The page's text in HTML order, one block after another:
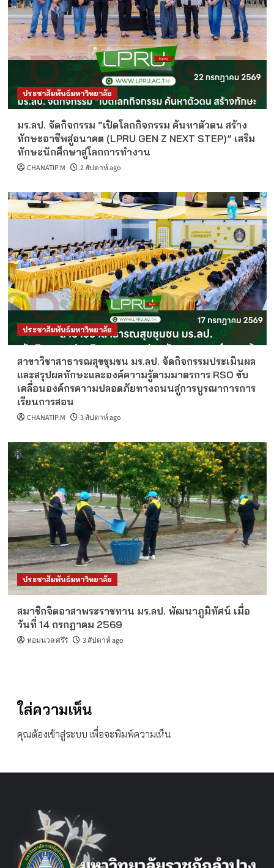
ประชาสัมพันธ์มหาวิทยาลัย
มร.ลป. จัดกิจกรรม “เปิดโลกกิจกรรม ค้นหาตัวตน สร้าง
ทักษะอาชีพสู่อนาคต (LPRU GEN Z NEXT STEP)” เสริม
ทักษะนักศึกษาสู่โลกการทำงาน
CHANATIP.M 2 สัปดาห์ ago
ประชาสัมพันธ์มหาวิทยาลัย
สาขาวิชาสาธารณสุขชุมชน มร.ลป. จัดกิจกรรมประเมินผล
และสรุปผลทักษะและองค์ความรู้ตามมาตรการ RSO ขับ
เคลื่อนองค์กรความปลอดภัยทางถนนสู่การบูรณาการการ
เรียนการสอน
CHANATIP.M 3 สัปดาห์ ago
ประชาสัมพันธ์มหาวิทยาลัย
สมาชิกจิตอาสาพระราชทาน มร.ลป. พัฒนาภูมิทัศน์ เมื่อ
วันที่ 14 กรกฎาคม 2569
หอมนวล ศรีริ 3 สัปดาห์ ago
ใส่ความเห็น
คุณต้องเข้าสู่ระบบ เพื่อจะพิมพ์ความเห็น